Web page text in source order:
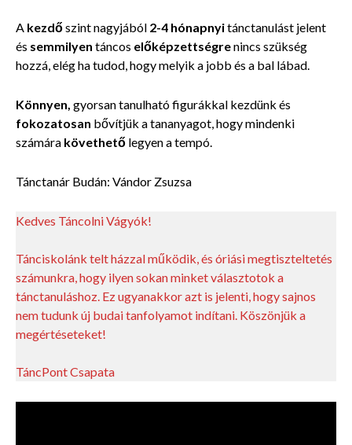
A kezdőszint nagyjából 2-4 hónapnyitánctanulást jelent
és semmilyen táncos előképzettségrenincs szükség
hozzá, elég ha tudod, hogy melyik a jobb és a bal lábad.
Könnyen, gyorsan tanulható figurákkal kezdünk és
fokozatosan bővítjük a tananyagot, hogy mindenki
számára követhető legyen a tempó.
Tánctanár Budán: Vándor Zsuzsa
Kedves Táncolni Vágyók!
Tánciskolánk telt házzal működik, és óriási megtiszteltetés
számunkra, hogy ilyen sokan minket választotok a
tánctanuláshoz. Ez ugyanakkor azt is jelenti, hogy sajnos
nem tudunk új budai tanfolyamot indítani. Köszönjük a
megértéseteket!
TáncPont Csapata